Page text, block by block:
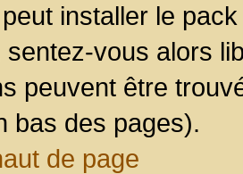
installer le
sentez-vous alors
peuvent être
bas des pages).
de page